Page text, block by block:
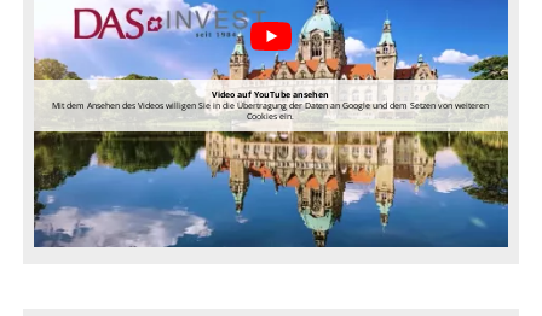
Video auf YouTube ansehen
Mit dem Ansehen des Videos willigen Sie in die Übertragung der Daten an Google und dem Setzen von weiteren
Cookies ein.